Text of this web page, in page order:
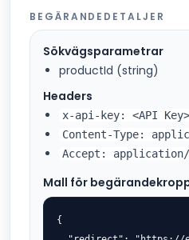
BEGÄRANDEDETALJER
Sökvägsparametrar
productId (string)
Headers
x-api-key: <API Key>
Content-Type:
Accept:
Mall för
{